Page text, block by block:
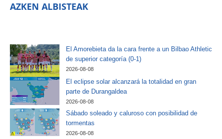
AZKEN ALBISTEAK
El Amorebieta da la cara frente a un Bilbao Athletic
de superior categoría (0-1)
2026-08-08
El eclipse solar alcanzará la totalidad en gran
parte de Durangaldea
2026-08-08
Sábado soleado y caluroso con posibilidad de
tormentas
2026-08-08